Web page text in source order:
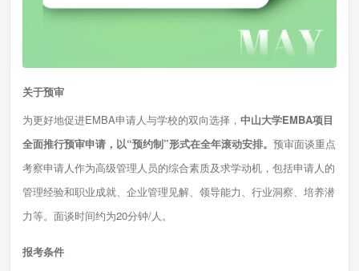
关于预审
为更好地促进EMBA申请人与学校的双向选择， 中山大学EMBA项目
全面推行预审申请，以“预约制”形式在全年滚动安排。 预审面谈重点
考察申请人作为高级管理人员的综合素质及求学动机，包括申请人的
管理经验和职业成就、企业管理见解、领导能力、行业洞察、培养潜
力等。面谈时间约为20分钟/人。
报考条件